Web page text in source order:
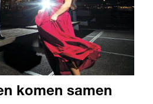
Twee werelden komen samen